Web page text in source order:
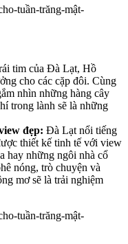
tim của Đà Lạt, Hồ
cho các cặp đôi. Cùng
nhìn những hàng cây
trong lành sẽ là những
đẹp: Đà Lạt nổi tiếng
thiết kế tinh tế với view
hay những ngôi nhà cổ
nóng, trò chuyện và
mơ sẽ là trải nghiệm